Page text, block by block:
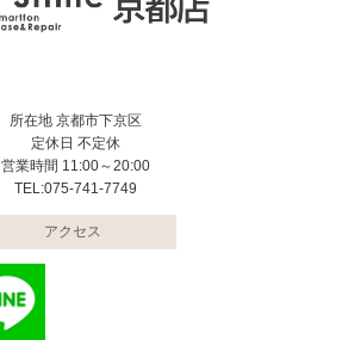
所在地 京都市下京区
定休日 不定休
営業時間 11:00～20:00
TEL:075-741-7749
アクセス